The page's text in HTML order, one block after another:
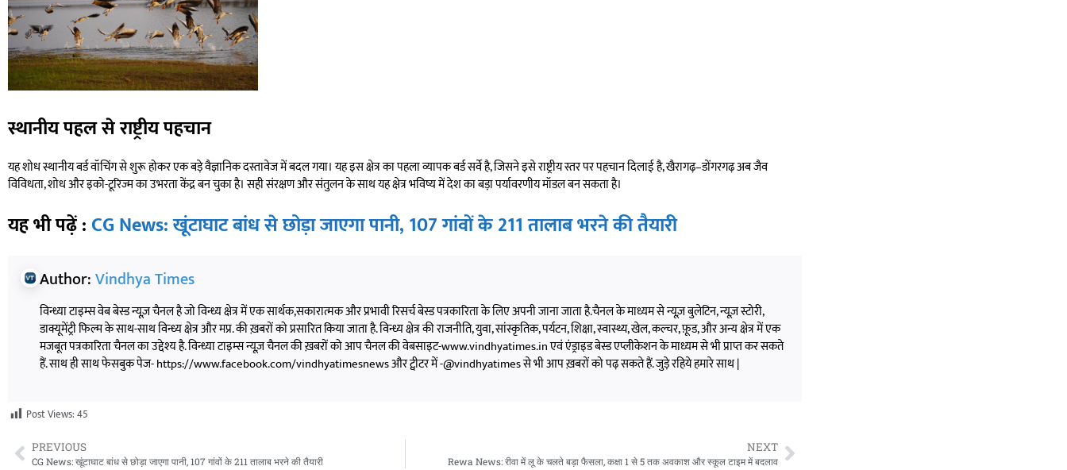
स्थानीय पहल से राष्ट्रीय पहचान
यह शोध स्थानीय बर्ड वॉचिंग से शुरू होकर एक बड़े वैज्ञानिक दस्तावेज में बदल गया। यह इस क्षेत्र का पहला व्यापक बर्ड सर्वे है, जिसने इसे राष्ट्रीय स्तर पर पहचान दिलाई है, खैरागढ़–डोंगरगढ़ अब जैव
विविधता, शोध और इको-टूरिज्म का उभरता केंद्र बन चुका है। सही संरक्षण और संतुलन के साथ यह क्षेत्र भविष्य में देश का बड़ा पर्यावरणीय मॉडल बन सकता है।
यह भी पढ़ें : CG News: खूंटाघाट बांध से छोड़ा जाएगा पानी, 107 गांवों के 211 तालाब भरने की तैयारी
Author:Vindhya Times
विन्ध्या टाइम्स वेब बेस्ड न्यूज़ चैनल है जो विन्ध्य क्षेत्र में एक सार्थक,सकारात्मक और प्रभावी रिसर्च बेस्ड पत्रकारिता के लिए अपनी जाना जाता है.चैनल के माध्यम से न्यूज़ बुलेटिन, न्यूज़ स्टोरी,
डाक्यूमेंट्री फिल्म के साथ-साथ विन्ध्य क्षेत्र और मप्र. की ख़बरों को प्रसारित किया जाता है. विन्ध्य क्षेत्र की राजनीति, युवा, सांस्कृतिक, पर्यटन, शिक्षा, स्वास्थ्य, खेल, कल्चर, फ़ूड, और अन्य क्षेत्र में एक
मजबूत पत्रकारिता चैनल का उद्देश्य है. विन्ध्या टाइम्स न्यूज़ चैनल की ख़बरों को आप चैनल की वेबसाइट-www.vindhyatimes.in एवं एंड्राइड बेस्ड एप्लीकेशन के माध्यम से भी प्राप्त कर सकते
हैं. साथ ही साथ फेसबुक पेज- https://www.facebook.com/vindhyatimesnews और ट्वीटर में -@vindhyatimes से भी आप ख़बरों को पढ़ सकते हैं. जुड़े रहिये हमारे साथ |
Post Views:45
PREVIOUS
CG News: खूंटाघाट बांध से छोड़ा जाएगा पानी, 107 गांवों के 211 तालाब भरने की तैयारी
NEXT
Rewa News: रीवा में लू के चलते बड़ा फैसला, कक्षा 1 से 5 तक अवकाश और स्कूल टाइम में बदलाव